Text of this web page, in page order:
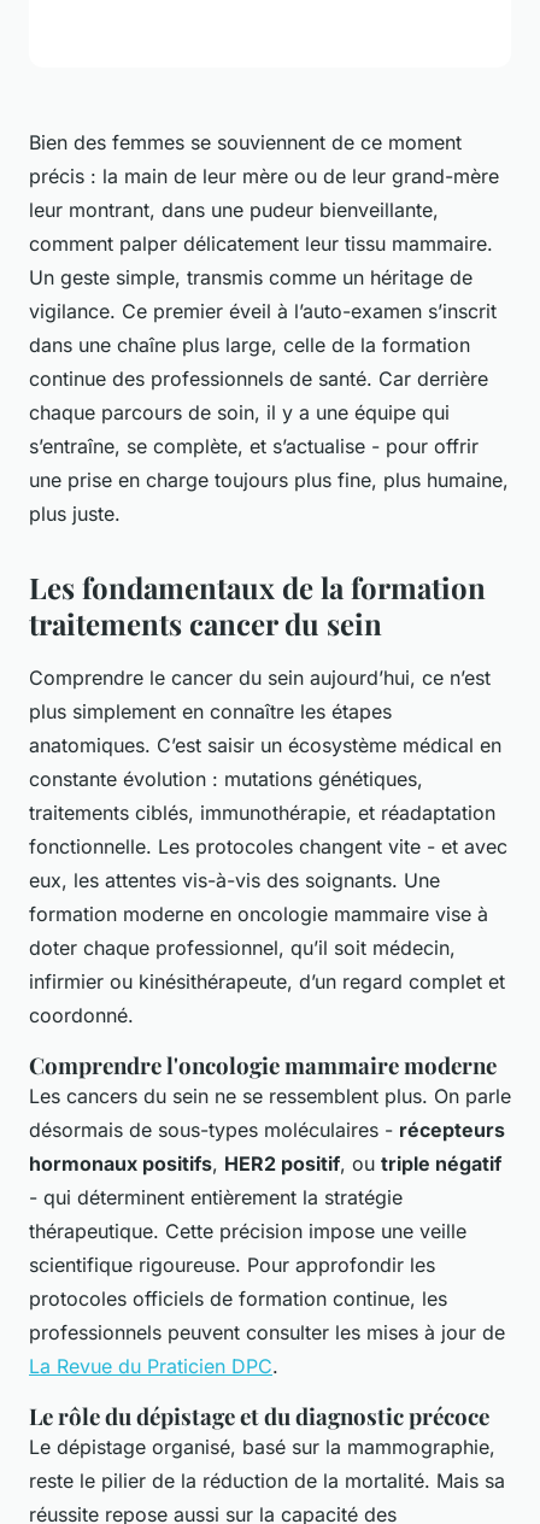
Bien des femmes se souviennent de ce moment
précis : la main de leur mère ou de leur grand-mère
leur montrant, dans une pudeur bienveillante,
comment palper délicatement leur tissu mammaire.
Un geste simple, transmis comme un héritage de
vigilance. Ce premier éveil à l’auto-examen s’inscrit
dans une chaîne plus large, celle de la formation
continue des professionnels de santé. Car derrière
chaque parcours de soin, il y a une équipe qui
s’entraîne, se complète, et s’actualise - pour offrir
une prise en charge toujours plus fine, plus humaine,
plus juste.
Les fondamentaux de la formation
traitements cancer du sein
Comprendre le cancer du sein aujourd’hui, ce n’est
plus simplement en connaître les étapes
anatomiques. C’est saisir un écosystème médical en
constante évolution : mutations génétiques,
traitements ciblés, immunothérapie, et réadaptation
fonctionnelle. Les protocoles changent vite - et avec
eux, les attentes vis-à-vis des soignants. Une
formation moderne en oncologie mammaire vise à
doter chaque professionnel, qu’il soit médecin,
infirmier ou kinésithérapeute, d’un regard complet et
coordonné.
Comprendre l'oncologie mammaire moderne
Les cancers du sein ne se ressemblent plus. On parle
désormais de sous-types moléculaires - récepteurs
hormonaux positifs, HER2 positif, ou triple négatif
- qui déterminent entièrement la stratégie
thérapeutique. Cette précision impose une veille
scientifique rigoureuse. Pour approfondir les
protocoles officiels de formation continue, les
professionnels peuvent consulter les mises à jour de
La Revue du Praticien DPC.
Le rôle du dépistage et du diagnostic précoce
Le dépistage organisé, basé sur la mammographie,
reste le pilier de la réduction de la mortalité. Mais sa
réussite repose aussi sur la capacité des